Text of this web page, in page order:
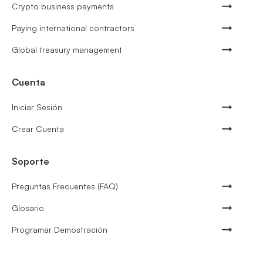
Crypto business payments
Paying international contractors
Global treasury management
Cuenta
Iniciar Sesión
Crear Cuenta
Soporte
Preguntas Frecuentes (FAQ)
Glosario
Programar Demostración